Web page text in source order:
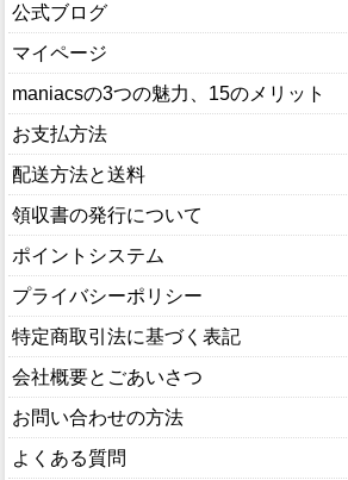
公式ブログ
マイページ
maniacsの3つの魅力、15のメリット
お支払方法
配送方法と送料
領収書の発行について
ポイントシステム
プライバシーポリシー
特定商取引法に基づく表記
会社概要とごあいさつ
お問い合わせの方法
よくある質問